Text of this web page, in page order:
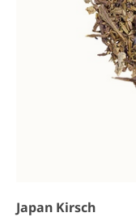
Japan Kirsch